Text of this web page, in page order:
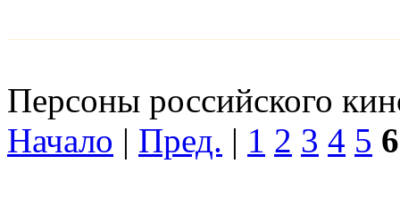
Персоны российского
Начало | Пред. | 1 2 3 4 5 6